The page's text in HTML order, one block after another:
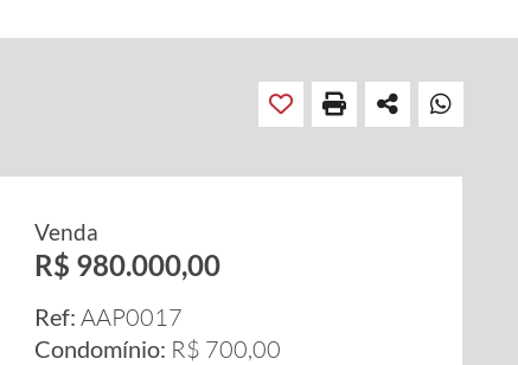
Venda
R$ 980.000,00
Ref: AAP0017
Condomínio: R$ 700,00